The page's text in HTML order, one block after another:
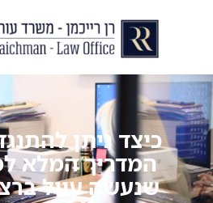
כיצד ניתן
המדריך המלא
שנעשה עוול